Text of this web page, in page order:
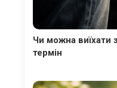
Чи можна виїхати
термін